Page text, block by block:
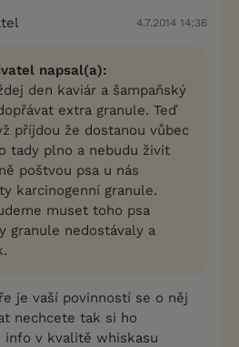
4.7.2014 14:36
napsal(a):
den kaviár a šampaňský
extra granule. Teď
příjdou že dostanou vůbec
tady plno a nebudu živit
poštvou psa u nás
karcinogenní granule.
muset toho psa
granule nedostávaly a
je vaší povinností se o něj
nechcete tak si ho
info v kvalitě whiskasu